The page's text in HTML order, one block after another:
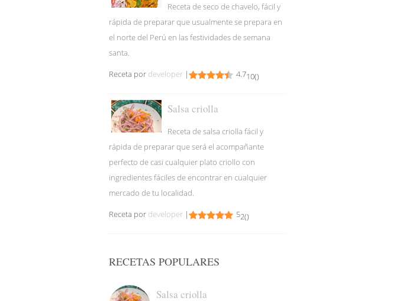
Receta de seco de chavelo, fácil y
rápida de preparar que usualmente se prepara en
el norte del Perú en las festividades de semana
santa.
Receta por developer | 4.7 (
10 )
Salsa criolla
Receta de salsa criolla fácil y
rápida de preparar que será el acompañante
perfecto de casi cualquier plato criollo con
ingredientes fáciles de encontrar en cualquier
mercado de tu localidad.
Receta por developer | 5 (
2 )
RECETAS POPULARES
Salsa criolla